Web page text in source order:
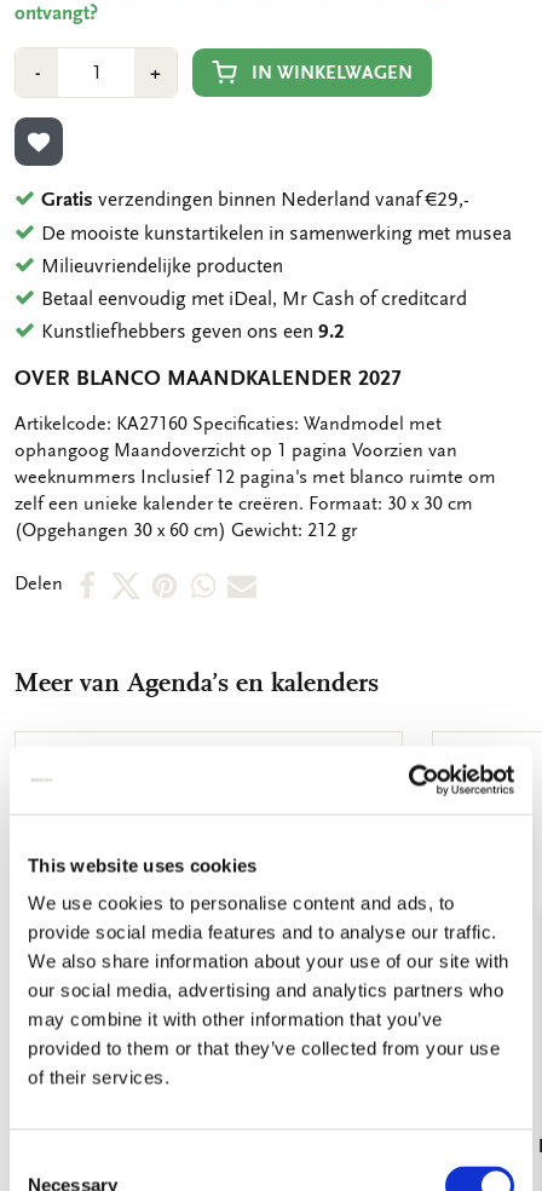
This website uses cookies
We use cookies to personalise content and ads, to
provide social media features and to analyse our traffic.
We also share information about your use of our site with
our social media, advertising and analytics partners who
may combine it with other information that you’ve
provided to them or that they’ve collected from your use
of their services.
Necessary
ontvangt?
-Min
1
+Plus
1
IN WINKELWAGEN
TOEVOEGEN AAN VERLANGLIJST
Gratis verzendingen binnen Nederland vanaf €29,-
De mooiste kunstartikelen in samenwerking met musea
Milieuvriendelijke producten
Betaal eenvoudig met iDeal, Mr Cash of creditcard
Kunstliefhebbers geven ons een9.2
OVER BLANCO MAANDKALENDER 2027
OMSCHRIJVING
Artikelcode: KA27160 Specificaties: Wandmodel met
ophangoog Maandoverzicht op 1 pagina Voorzien van
weeknummers Inclusief 12 pagina's met blanco ruimte om
zelf een unieke kalender te creëren. Formaat: 30 x 30 cm
(Opgehangen 30 x 60 cm) Gewicht: 212 gr
Delen
DeelDeelDeelDeelDeel
mail
Meer van Agenda’s en kalenders
Toevoegen
€ 14,99 € 11,99